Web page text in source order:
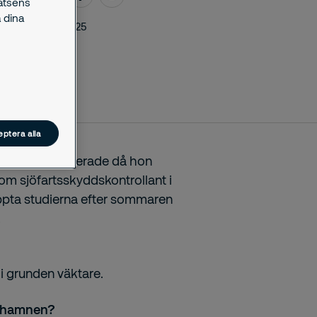
oktober 29, 2025
hon studerade då hon
sjöfartsskyddskontrollant i
studierna efter sommaren
grunden väktare.
dina
alla